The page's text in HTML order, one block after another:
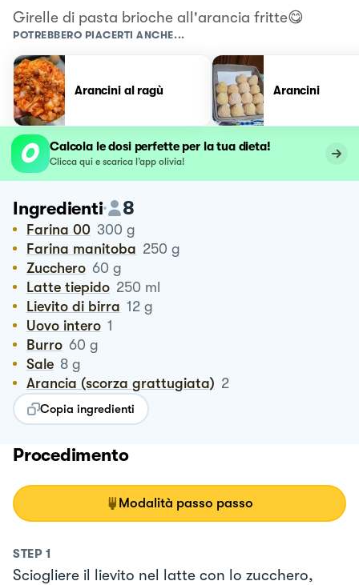
Girelle di pasta brioche all'arancia fritte😋
POTREBBERO PIACERTI ANCHE...
Arancini al ragù Arancini
Calcola le dosi perfette per la tua dieta!
Clicca qui e scarica l’app olivia!
Ingredienti 8
Farina 00 300 g
Farina manitoba 250 g
Zucchero 60 g
Latte tiepido 250 ml
Lievito di birra 12 g
Uovo intero 1
Burro 60 g
Sale 8 g
Arancia (scorza grattugiata) 2
Copia ingredienti
Procedimento
Modalità passo passo
STEP 1
Sciogliere il lievito nel latte con lo zucchero,